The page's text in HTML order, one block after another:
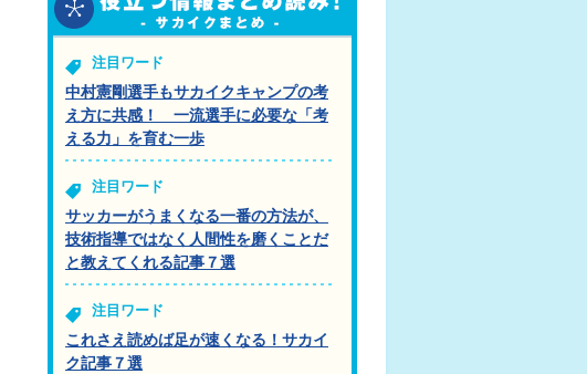
注目ワード
中村憲剛選手もサカイクキャンプの考
え方に共感！ 一流選手に必要な「考
える力」を育む一歩
注目ワード
サッカーがうまくなる一番の方法が、
技術指導ではなく人間性を磨くことだ
と教えてくれる記事７選
注目ワード
これさえ読めば足が速くなる！サカイ
ク記事７選